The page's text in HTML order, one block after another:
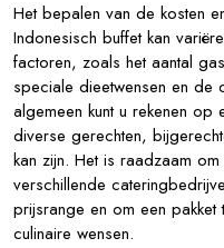
Het bepalen van de kosten
Indonesisch buffet kan
factoren, zoals het aantal
speciale dieetwensen en de
algemeen kunt u rekenen
diverse gerechten,
kan zijn. Het is raadzaam
verschillende
prijsrange en om een
culinaire wensen.